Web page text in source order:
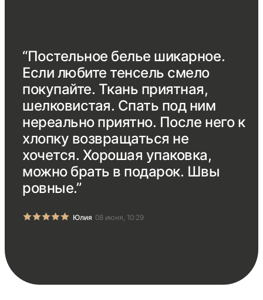
“Постельное белье шикарное.
Если любите тенсель смело
покупайте. Ткань приятная,
шелковистая. Спать под ним
нереально приятно. После него к
хлопку возвращаться не
хочется. Хорошая упаковка,
можно брать в подарок. Швы
ровные.”
Юлия 08 июня, 10:29